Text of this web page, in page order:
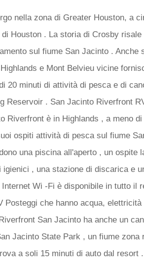
nella zona di Greater Houston, a
Houston . La storia di Crosby risale
sul fiume San Jacinto . Anche
e Mont Belvieu vicine
20 minuti di attività di pesca e di
Reservoir . San Jacinto Riverfront
Riverfront è in Highlands , a meno
ospiti attività di pesca sul fiume
una piscina all'aperto , un ospite
igienici , una stazione di discarica e
Wi -Fi è disponibile in tutto il
Posteggi che hanno acqua,
San Jacinto ha anche un
Jacinto State Park , un fiume zona
a soli 15 minuti di auto dal resort .